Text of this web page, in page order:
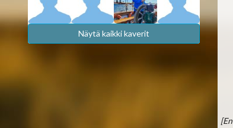
Näytä kaikki kaverit